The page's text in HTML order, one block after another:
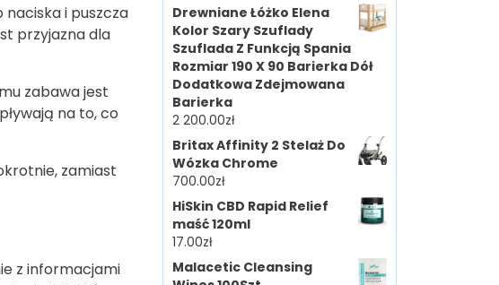
i puszcza
przyjazna dla
zabawa jest
na to, co
zamiast
z informacjami
Drewniane Łóżko Elena
Kolor Szary Szuflady
Szuflada Z Funkcją Spania
Rozmiar 190 X 90 Barierka Dół
Dodatkowa Zdejmowana
Barierka
2 200.00zł
Britax Affinity 2 Stelaż Do
Wózka Chrome
700.00zł
HiSkin CBD Rapid Relief
maść 120ml
17.00zł
Malacetic Cleansing